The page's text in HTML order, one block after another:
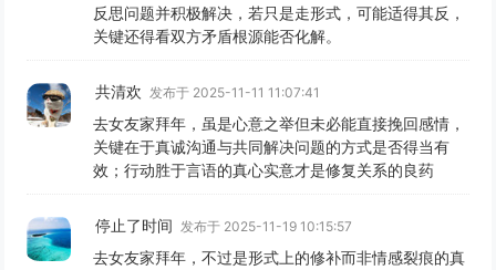
反思问题并积极解决，若只是走形式，可能适得其反，
关键还得看双方矛盾根源能否化解。
共清欢 发布于 2025-11-11 11:07:41
去女友家拜年，虽是心意之举但未必能直接挽回感情，
关键在于真诚沟通与共同解决问题的方式是否得当有
效；行动胜于言语的真心实意才是修复关系的良药
停止了时间 发布于 2025-11-19 10:15:57
去女友家拜年，不过是形式上的修补而非情感裂痕的真